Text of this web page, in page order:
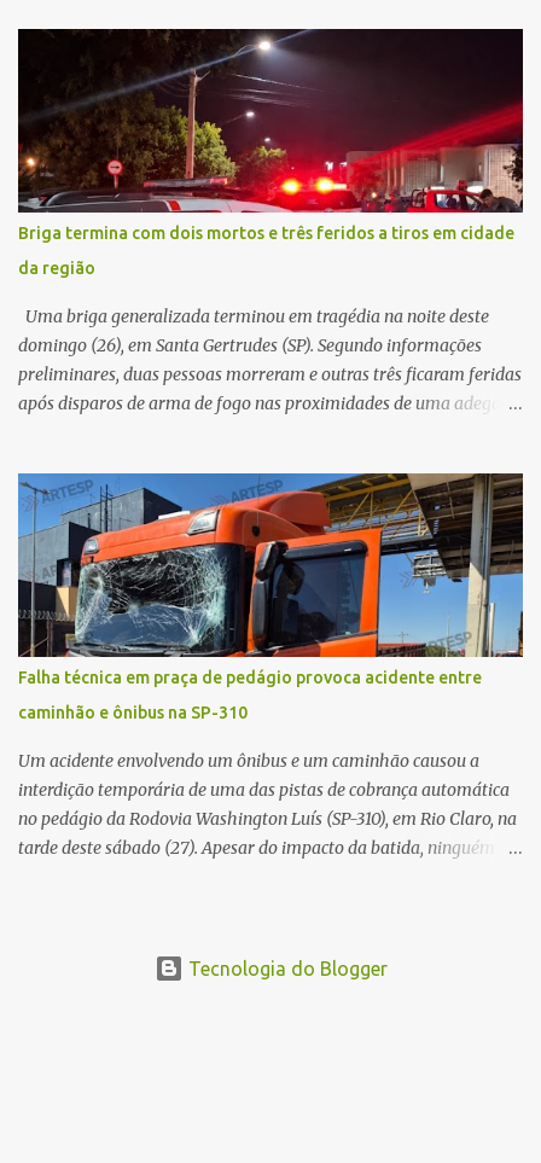
veículo, o trânsito estava lento e congestionado devido a obras
realizadas na rodovia, momento em que ocorreu o impacto. Com
a violência da colisão, o motociclista foi arremessado ao solo.
Testemunhas relataram que o capacete teria se desprendido
durante o acidente. O jovem sofreu ferimentos gravíssimos e
morreu ainda no local. Equipes de resgate e de atendimento da
concessionária responsável pela rodovia foram acionadas e
realizaram a sinalização da via, além de prestarem socorro à
vítima. No entanto, o óbito foi constatado ainda no local do
acidente. A Polícia Militar Rodoviária compareceu para o registro
da ocorrência...
Briga termina com dois mortos e três feridos a tiros em cidade
da região
Uma briga generalizada terminou em tragédia na noite deste
domingo (26), em Santa Gertrudes (SP). Segundo informações
preliminares, duas pessoas morreram e outras três ficaram feridas
após disparos de arma de fogo nas proximidades de uma adega. O
começado dentro do estabelecimento e se estendido para a área
externa, quando dois homens armados passaram a efetuar
diversos disparos. Duas vítimas morreram ainda no local. Outras
três pessoas foram baleadas e socorridas. Até o momento, não
foram divulgadas informações oficiais sobre o estado de saúde dos
feridos. Equipes da Polícia Militar de Santa Gertrudes atenderam a
ocorrência e isolaram a área para o trabalho da perícia. Até a
última atualização, nenhum suspeito havia sido preso. A Polícia
Civil investigará a motivação da briga, a autoria dos disparos e as
circunstâncias do crime. A ocorrência segue em anda...
Falha técnica em praça de pedágio provoca acidente entre
caminhão e ônibus na SP-310
Um acidente envolvendo um ônibus e um caminhão causou a
interdição temporária de uma das pistas de cobrança automática
no pedágio da Rodovia Washington Luís (SP-310), em Rio Claro, na
tarde deste sábado (27). Apesar do impacto da batida, ninguém
aconteceu devido a uma falha técnica na praça de cobrança.
Tecnologia do Blogger